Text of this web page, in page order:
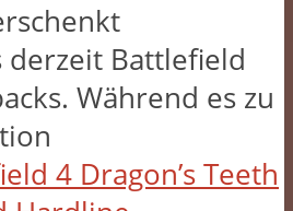
derzeit Battlefield
Während es zu
4 Dragon’s Teeth